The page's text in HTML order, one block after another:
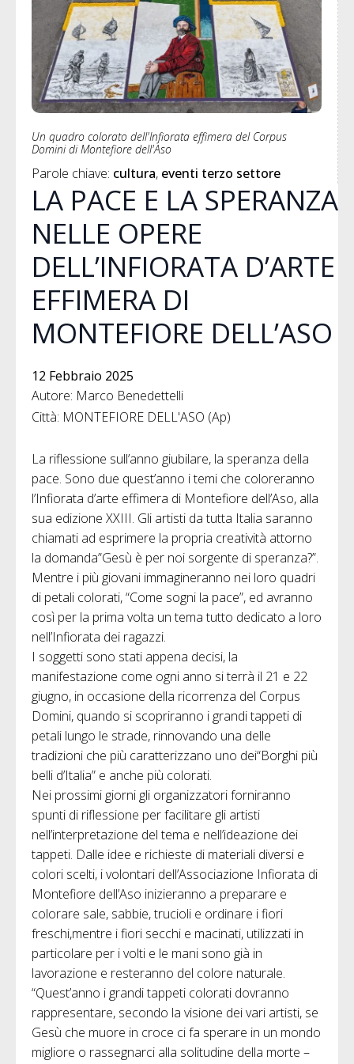
Un quadro colorato dell'Infiorata effimera del Corpus
Domini di Montefiore dell'Aso
Parole chiave: cultura eventi terzo settore
LA PACE E LA SPERANZA
NELLE OPERE
DELL’INFIORATA D’ARTE
EFFIMERA DI
MONTEFIORE DELL’ASO
12 Febbraio 2025
Autore: Marco Benedettelli
Città: MONTEFIORE DELL'ASO (Ap)
La riflessione sull’anno giubilare, la speranza della
pace. Sono due quest’anno i temi che coloreranno
l’Infiorata d’arte effimera di Montefiore dell’Aso, alla
sua edizione XXIII. Gli artisti da tutta Italia saranno
chiamati ad esprimere la propria creatività attorno
la domanda”Gesù è per noi sorgente di speranza?”.
Mentre i più giovani immagineranno nei loro quadri
di petali colorati, “Come sogni la pace”, ed avranno
così per la prima volta un tema tutto dedicato a loro
nell’Infiorata dei ragazzi.
I soggetti sono stati appena decisi, la
manifestazione come ogni anno si terrà il 21 e 22
giugno, in occasione della ricorrenza del Corpus
Domini, quando si scopriranno i grandi tappeti di
petali lungo le strade, rinnovando una delle
tradizioni che più caratterizzano uno dei“Borghi più
belli d’Italia” e anche più colorati.
Nei prossimi giorni gli organizzatori forniranno
spunti di riflessione per facilitare gli artisti
nell’interpretazione del tema e nell’ideazione dei
tappeti. Dalle idee e richieste di materiali diversi e
colori scelti, i volontari dell’Associazione Infiorata di
Montefiore dell’Aso inizieranno a preparare e
colorare sale, sabbie, trucioli e ordinare i fiori
freschi,mentre i fiori secchi e macinati, utilizzati in
particolare per i volti e le mani sono già in
lavorazione e resteranno del colore naturale.
“Quest’anno i grandi tappeti colorati dovranno
rappresentare, secondo la visione dei vari artisti, se
Gesù che muore in croce ci fa sperare in un mondo
migliore o rassegnarci alla solitudine della morte –